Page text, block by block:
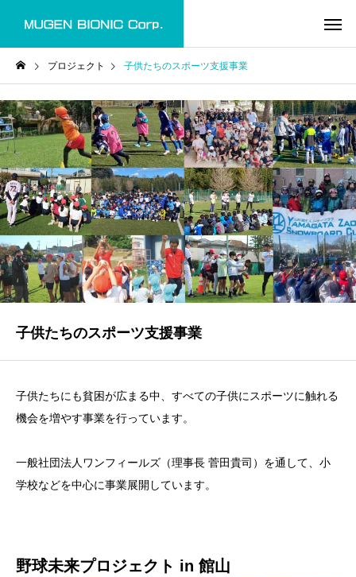
プロジェクト 子供たちのスポーツ支援事業
子供たちのスポーツ支援事業
子供たちにも貧困が広まる中、すべての子供にスポーツに触れる
機会を増やす事業を行っています。
一般社団法人ワンフィールズ（理事長 菅田貴司）を通して、小
学校などを中心に事業展開しています。
野球未来プロジェクト in 館山